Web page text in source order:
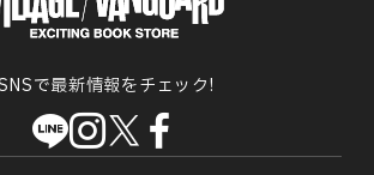
で最新情報をチェック!